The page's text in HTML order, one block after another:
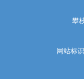
攀
网站标